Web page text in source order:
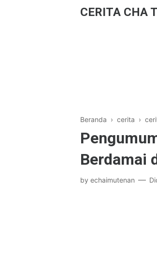
CERITA CHA
Beranda › cerita ›
Berdamai
by echaimutenan